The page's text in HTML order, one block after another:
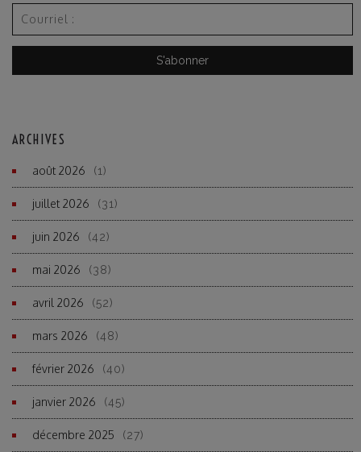
ARCHIVES
août 2026 (1)
juillet 2026 (31)
juin 2026 (42)
mai 2026 (38)
avril 2026 (52)
mars 2026 (48)
février 2026 (40)
janvier 2026 (45)
décembre 2025 (27)